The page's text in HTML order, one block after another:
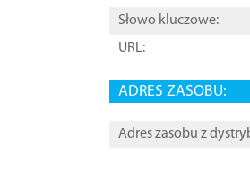
Słowo kluczowe:
URL:
ADRES ZASOBU:
Adres zasobu z